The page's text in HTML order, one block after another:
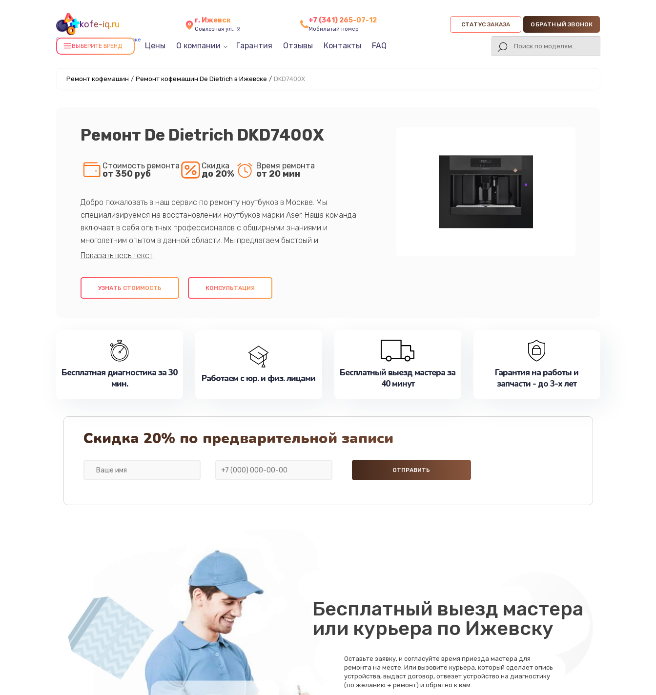
kofe-iq.ru
Ремонт кофемашин в Ижевске
г. Ижевск
Совхозная ул., 9,
+7 (341) 265-07-12
Мобильный номер
СТАТУС ЗАКАЗА ОБРАТНЫЙ ЗВОНОК
ВЫБЕРИТЕ БРЕНД Цены О компании Гарантия Отзывы Контакты FAQ
Ремонт кофемашин / Ремонт кофемашин De Dietrich в Ижевске / DKD7400X
Ремонт De Dietrich DKD7400X
Стоимость ремонта
от 350 руб
Скидка
до 20%
Время ремонта
от 20 мин
Добро пожаловать в наш сервис по ремонту ноутбуков в Москве. Мы
специализируемся на восстановлении ноутбуков марки Aser. Наша команда
включает в себя опытных профессионалов с обширными знаниями и
многолетним опытом в данной области. Мы предлагаем быстрый и
качественный ремонт с использованием оригинальных компонентов, а также
клиентам надежное и профессиональное обслуживание, удовлетворяя их
потребности наилучшим образом. Не медлите записаться на ремонт уже
УЗНАТЬ СТОИМОСТЬ КОНСУЛЬТАЦИЯ
Бесплатная диагностика за 30
мин.
Работаем с юр. и физ. лицами
Бесплатный выезд мастера за
40 минут
Гарантия на работы и
запчасти - до 3-х лет
Скидка 20% по предварительной записи
Бесплатный выезд мастера
или курьера по Ижевску
Оставьте заявку, и согласуйте время приезда мастера для
ремонта на месте. Или вызовите курьера, который сделает опись
устройства, выдаст договор, отвезет устройство на диагностику
(по желанию + ремонт) и обратно к вам.